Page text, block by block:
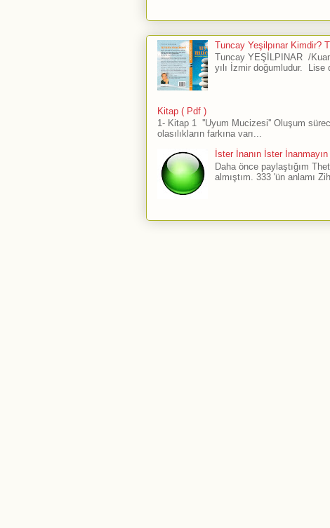
Tuncay Yeşilpınar Kimdir?
Tuncay YEŞİLPINAR /
yılı İzmir doğumludur. Lise
Kitap ( Pdf )
1- Kitap 1 ''Uyum Mucizesi'' Oluşum
olasılıkların farkına varı...
İster İnanın İster
Daha önce paylaştığım
almıştım. 333 'ün anlamı